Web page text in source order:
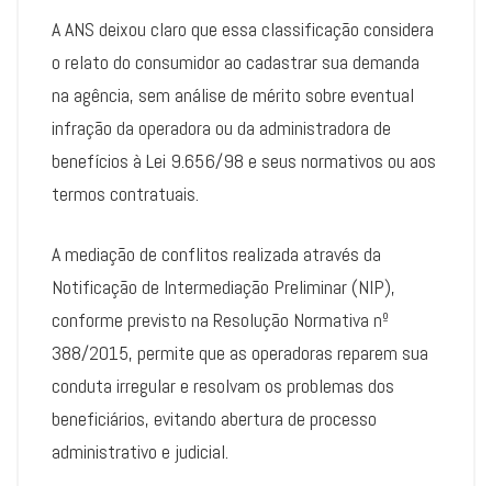
A ANS deixou claro que essa classificação considera
o relato do consumidor ao cadastrar sua demanda
na agência, sem análise de mérito sobre eventual
infração da operadora ou da administradora de
benefícios à Lei 9.656/98 e seus normativos ou aos
termos contratuais.
A mediação de conflitos realizada através da
Notificação de Intermediação Preliminar (NIP),
conforme previsto na Resolução Normativa nº
388/2015, permite que as operadoras reparem sua
conduta irregular e resolvam os problemas dos
beneficiários, evitando abertura de processo
administrativo e judicial.